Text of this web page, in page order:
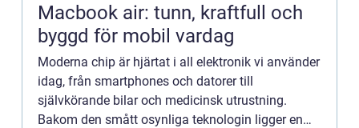
Macbook air: tunn, kraftfull och
byggd för mobil vardag
Moderna chip är hjärtat i all elektronik vi använder
idag, från smartphones och datorer till
självkörande bilar och medicinsk utrustning.
Bakom den smått osynliga teknologin ligger en